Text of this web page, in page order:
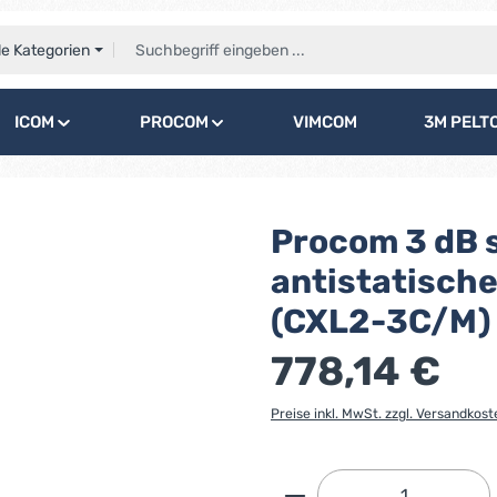
Kategorien
ICOM PROCOM VIMCOM 3M
Procom 3
(CXL2-3C/M)
778,14 €
Preise inkl. MwSt. zzgl.
Produkt Anzahl: